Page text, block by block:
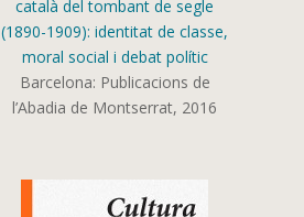
català del tombant de segle
(1890-1909): identitat de classe,
moral social i debat polític
Barcelona: Publicacions de
l’Abadia de Montserrat, 2016